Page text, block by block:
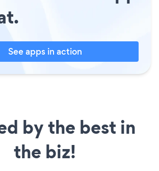
See apps in action
by the best in
the biz!